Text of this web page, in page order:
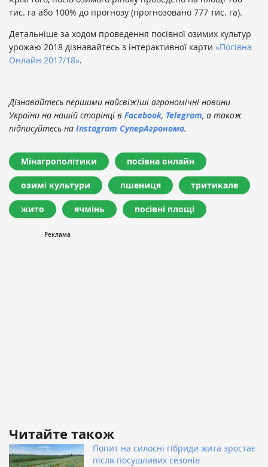
тис. га або 100% до прогнозу (прогнозовано 777 тис. га).
Детальніше за ходом проведення посівної озимих культур
урожаю 2018 дізнавайтесь з інтерактивної карти «Посівна
Онлайн 2017/18».
Дізнавайтесь першими найсвіжіші агрономічні новини
України на нашій сторінці в Facebook, Telegram, а також
підписуйтесь на Instagram СуперАгронома.
Мінагрополітики посівна онлайн
озимі культури пшениця тритикале
жито ячмінь посівні площі
Читайте також
Попит на силосні гібриди жита зростає
після посушливих сезонів